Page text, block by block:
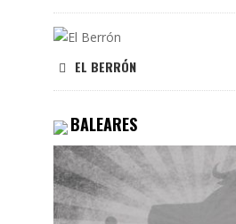
EL BERRÓN
BALEARES